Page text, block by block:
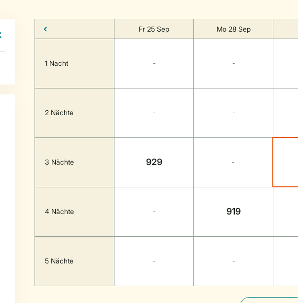
Fr 25 Sep Mo 28 Sep
1 Nacht - -
2 Nächte - -
3 Nächte 929 -
4 Nächte - 919
5 Nächte - -